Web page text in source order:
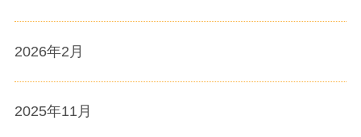
2026年2月
2025年11月